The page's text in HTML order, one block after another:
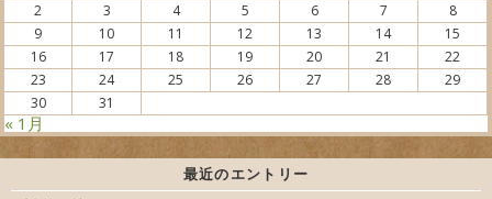
2
3 4 5 6 7
8
9
10 11 12 13 14
15
16
17 18 19 20 21
22
23
24 25 26 27 28
29
30
31
« 1月
最近のエントリー